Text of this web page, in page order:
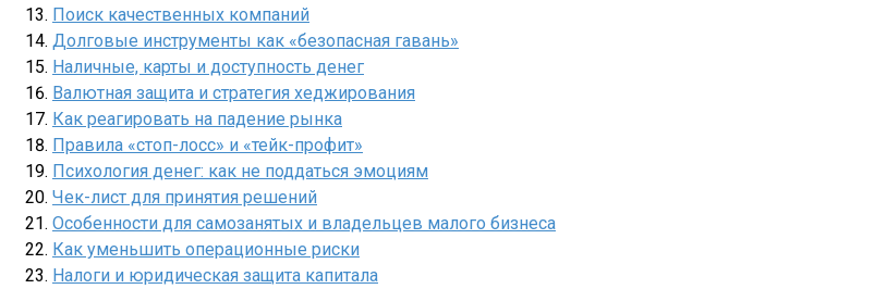
Поиск качественных компаний
Долговые инструменты как «безопасная гавань»
Наличные, карты и доступность денег
Валютная защита и стратегия хеджирования
Как реагировать на падение рынка
Правила «стоп-лосс» и «тейк-профит»
Психология денег: как не поддаться эмоциям
Чек-лист для принятия решений
Особенности для самозанятых и владельцев малого бизнеса
Как уменьшить операционные риски
Налоги и юридическая защита капитала